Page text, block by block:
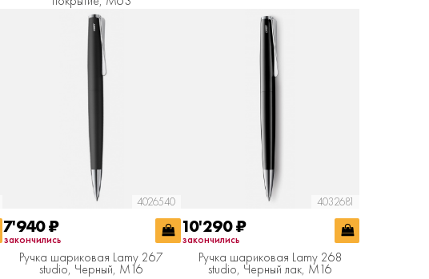
4026540
7'940₽
закончились
Ручка шариковая Lamy 267
studio, Черный, M16
4032681
10'290₽
закончились
Ручка шариковая Lamy 268
studio, Черный лак, M16